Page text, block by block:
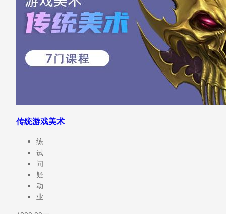
传统游戏美术
练
试
问
疑
动
业